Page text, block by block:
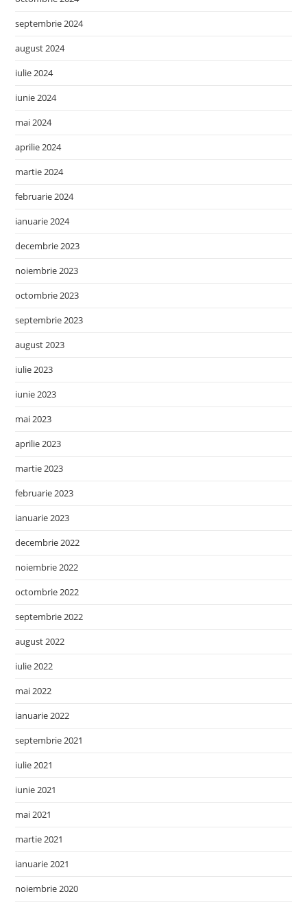
septembrie 2024
august 2024
iulie 2024
iunie 2024
mai 2024
aprilie 2024
martie 2024
februarie 2024
ianuarie 2024
decembrie 2023
noiembrie 2023
octombrie 2023
septembrie 2023
august 2023
iulie 2023
iunie 2023
mai 2023
aprilie 2023
martie 2023
februarie 2023
ianuarie 2023
decembrie 2022
noiembrie 2022
octombrie 2022
septembrie 2022
august 2022
iulie 2022
mai 2022
ianuarie 2022
septembrie 2021
iulie 2021
iunie 2021
mai 2021
martie 2021
ianuarie 2021
noiembrie 2020